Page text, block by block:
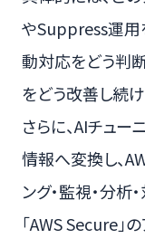
やSuppress運用
動対応をどう判
をどう改善し続
さらに、AIチュ
情報へ変換し、
ング・監視・分
「AWS Secure」